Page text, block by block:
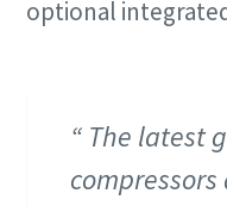
optional
The latest